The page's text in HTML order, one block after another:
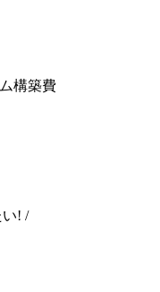
構築費
! /